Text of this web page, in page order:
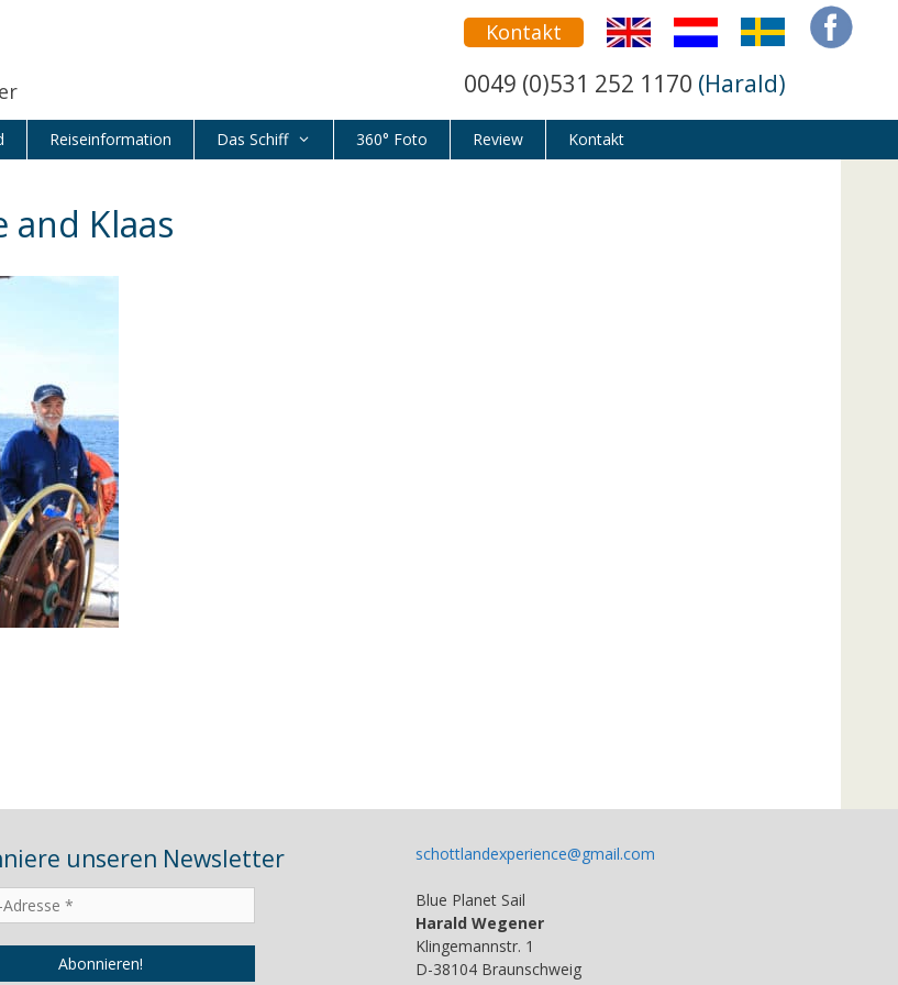
Kontakt
0049 (0)531 252 1170 (Harald)
Reiseinformation Das Schiff 360° Foto Review Kontakt
and Klaas
unseren Newsletter schottlandexperience@gmail.com
Blue Planet Sail
Harald Wegener
Klingemannstr. 1
D-38104 Braunschweig